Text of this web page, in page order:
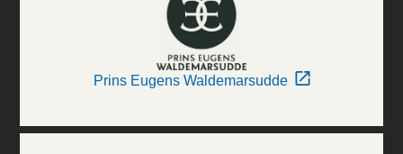
Prins Eugens Waldemarsudde